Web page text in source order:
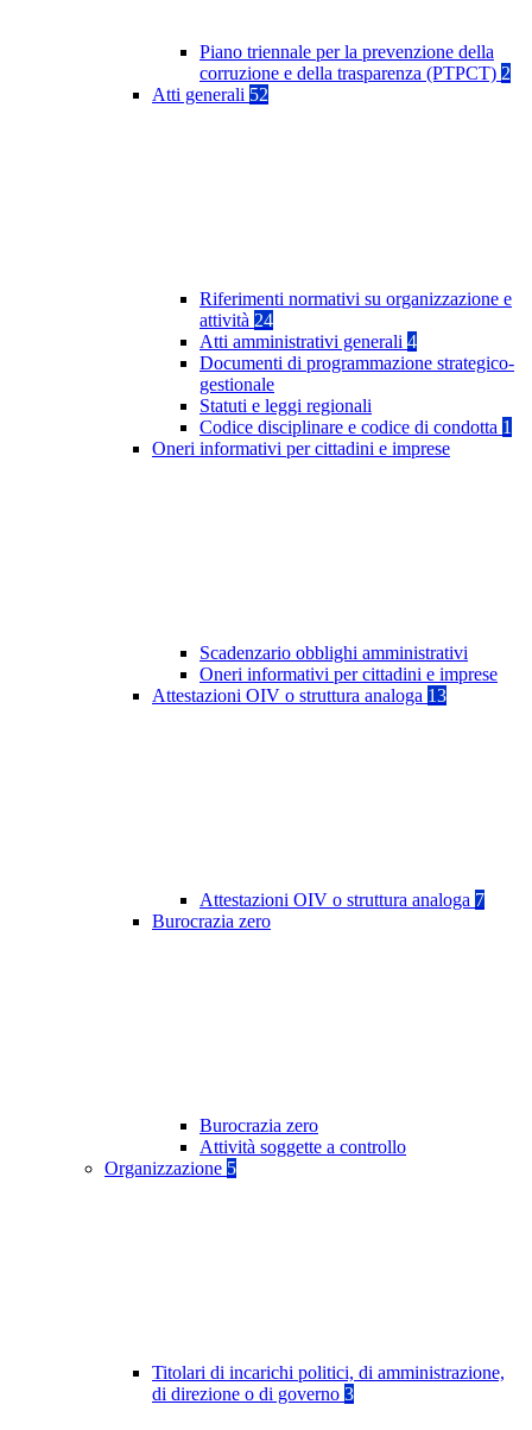
Piano triennale per la prevenzione della
corruzione e della trasparenza (PTPCT) 2
Atti generali 52
Riferimenti normativi su organizzazione e
attività 24
Atti amministrativi generali 4
Documenti di programmazione strategico-
gestionale
Statuti e leggi regionali
Codice disciplinare e codice di condotta 1
Oneri informativi per cittadini e imprese
Scadenzario obblighi amministrativi
Oneri informativi per cittadini e imprese
Attestazioni OIV o struttura analoga 13
Attestazioni OIV o struttura analoga 7
Burocrazia zero
Burocrazia zero
Attività soggette a controllo
Organizzazione 5
Titolari di incarichi politici, di amministrazione,
di direzione o di governo 3